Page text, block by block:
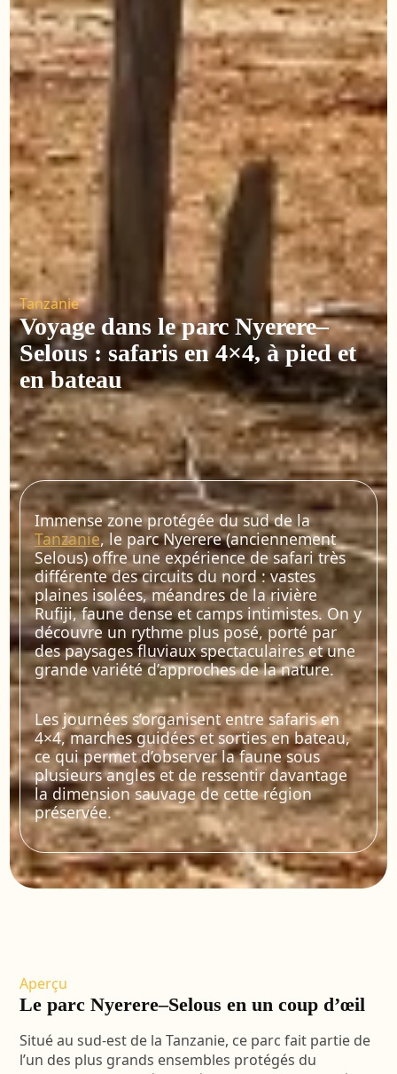
Tanzanie
Voyage dans le parc Nyerere–
Selous : safaris en 4×4, à pied et
en bateau
Immense zone protégée du sud de la
Tanzanie, le parc Nyerere (anciennement
Selous) offre une expérience de safari très
différente des circuits du nord : vastes
plaines isolées, méandres de la rivière
Rufiji, faune dense et camps intimistes. On y
découvre un rythme plus posé, porté par
des paysages fluviaux spectaculaires et une
grande variété d’approches de la nature.
Les journées s’organisent entre safaris en
4×4, marches guidées et sorties en bateau,
ce qui permet d’observer la faune sous
plusieurs angles et de ressentir davantage
la dimension sauvage de cette région
préservée.
Aperçu
Le parc Nyerere–Selous en un coup d’œil
Situé au sud-est de la Tanzanie, ce parc fait partie de
l’un des plus grands ensembles protégés du